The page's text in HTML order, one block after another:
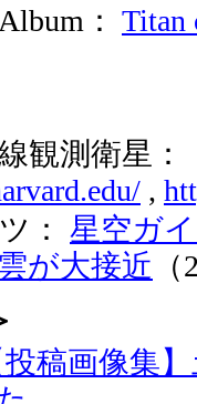
： Titan
観測衛星：
,
： 星空ガ
が大接近
投稿画像集